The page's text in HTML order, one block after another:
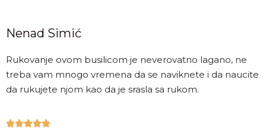
Nenad Simić
Rukovanje ovom busilicom je neverovatno lagano, ne
treba vam mnogo vremena da se naviknete i da naucite
da rukujete njom kao da je srasla sa rukom.
